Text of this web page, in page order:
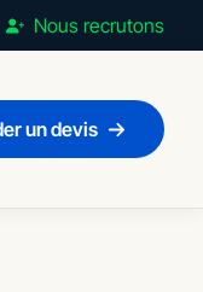
Nous recrutons
un devis